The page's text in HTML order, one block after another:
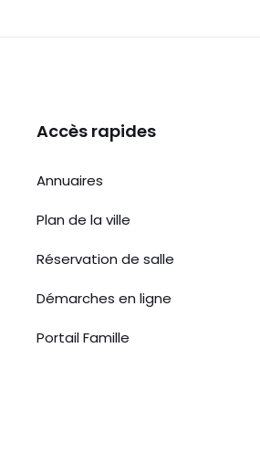
Accès rapides
Annuaires
Plan de la ville
Réservation de salle
Démarches en ligne
Portail Famille